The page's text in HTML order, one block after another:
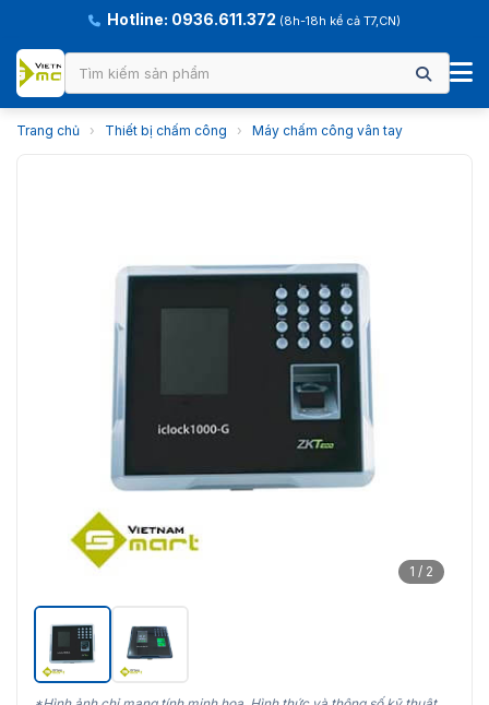
Hotline: 0936.611.372 (8h-18h kể cả T7,CN)
Trang chủ › Thiết bị chấm công › Máy chấm công vân tay
1 / 2